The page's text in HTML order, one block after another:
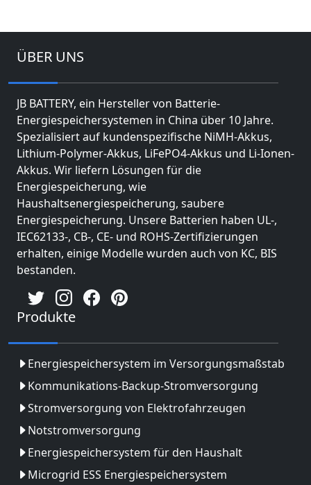
ÜBER UNS
JB BATTERY, ein Hersteller von Batterie-
Energiespeichersystemen in China über 10 Jahre.
Spezialisiert auf kundenspezifische NiMH-Akkus,
Lithium-Polymer-Akkus, LiFePO4-Akkus und Li-Ionen-
Akkus. Wir liefern Lösungen für die
Energiespeicherung, wie
Haushaltsenergiespeicherung, saubere
Energiespeicherung. Unsere Batterien haben UL-,
IEC62133-, CB-, CE- und ROHS-Zertifizierungen
erhalten, einige Modelle wurden auch von KC, BIS
bestanden.
Produkte
Energiespeichersystem im Versorgungsmaßstab
Kommunikations-Backup-Stromversorgung
Stromversorgung von Elektrofahrzeugen
Notstromversorgung
Energiespeichersystem für den Haushalt
Microgrid ESS Energiespeichersystem